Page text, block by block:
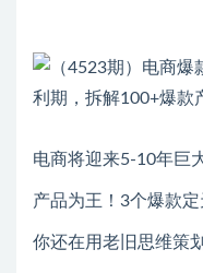
电商将迎来5-10年巨
产品为王！3个爆款定
你还在用老旧思维策